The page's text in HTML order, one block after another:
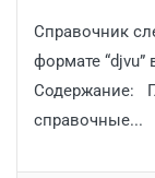
Справочник
формате
Содержание:
справочные...